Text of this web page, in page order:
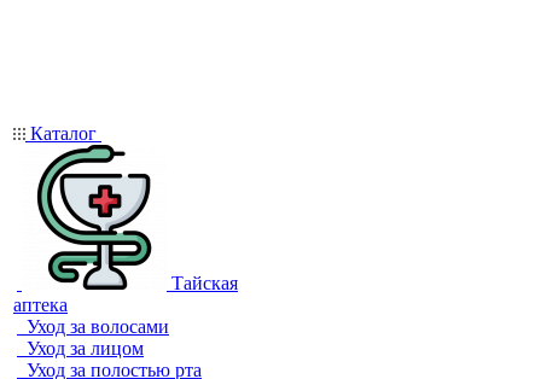
Каталог
Тайская
аптека
Уход за волосами
Уход за лицом
Уход за полостью рта